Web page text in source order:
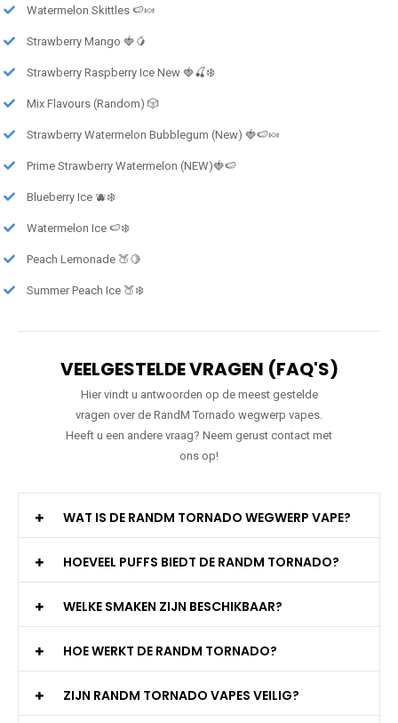
Watermelon Skittles 🍉🍬
Strawberry Mango 🍓🥭
Strawberry Raspberry Ice New 🍓🍒❄️
Mix Flavours (Random) 🎲
Strawberry Watermelon Bubblegum (New) 🍓🍉🍬
Prime Strawberry Watermelon (NEW)🍓🍉
Blueberry Ice 🫐❄️
Watermelon Ice 🍉❄️
Peach Lemonade 🍑🍋
Summer Peach Ice 🍑❄️
VEELGESTELDE VRAGEN (FAQ'S)
Hier vindt u antwoorden op de meest gestelde
vragen over de RandM Tornado wegwerp vapes.
Heeft u een andere vraag? Neem gerust contact met
ons op!
WAT IS DE RANDM TORNADO WEGWERP VAPE?
HOEVEEL PUFFS BIEDT DE RANDM TORNADO?
WELKE SMAKEN ZIJN BESCHIKBAAR?
HOE WERKT DE RANDM TORNADO?
ZIJN RANDM TORNADO VAPES VEILIG?